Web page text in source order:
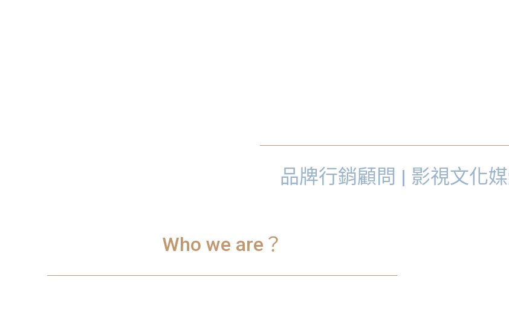
品牌行銷顧問 | 影視文化
Who we are？